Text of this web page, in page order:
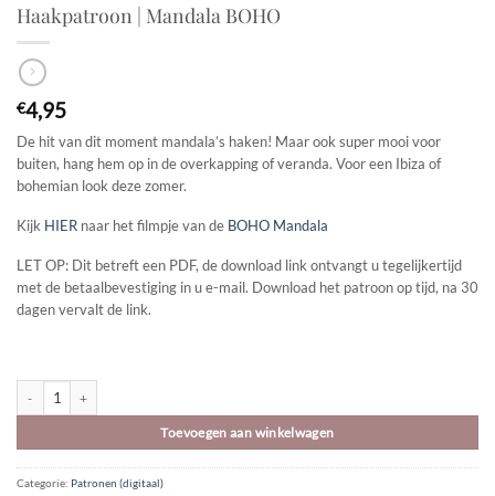
Haakpatroon | Mandala BOHO
€4,95
De hit van dit moment mandala’s haken! Maar ook super mooi voor
buiten, hang hem op in de overkapping of veranda. Voor een Ibiza of
bohemian look deze zomer.
Kijk HIER naar het filmpje van de BOHO Mandala
LET OP: Dit betreft een PDF, de download link ontvangt u tegelijkertijd
met de betaalbevestiging in u e-mail. Download het patroon op tijd, na 30
dagen vervalt de link.
Toevoegen aan winkelwagen
Categorie: Patronen (digitaal)